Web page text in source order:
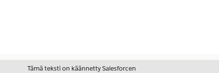
Tämä teksti on käännetty Salesforcen